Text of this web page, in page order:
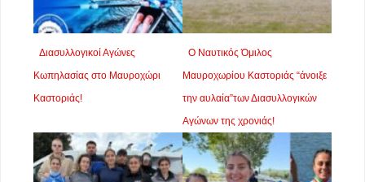
Διασυλλογικοί Αγώνες
Κωπηλασίας στο Μαυροχώρι
Καστοριάς!
Ο Ναυτικός Όμιλος
Μαυροχωρίου Καστοριάς “άνοιξε
την αυλαία”των Διασυλλογικών
Αγώνων της χρονιάς!